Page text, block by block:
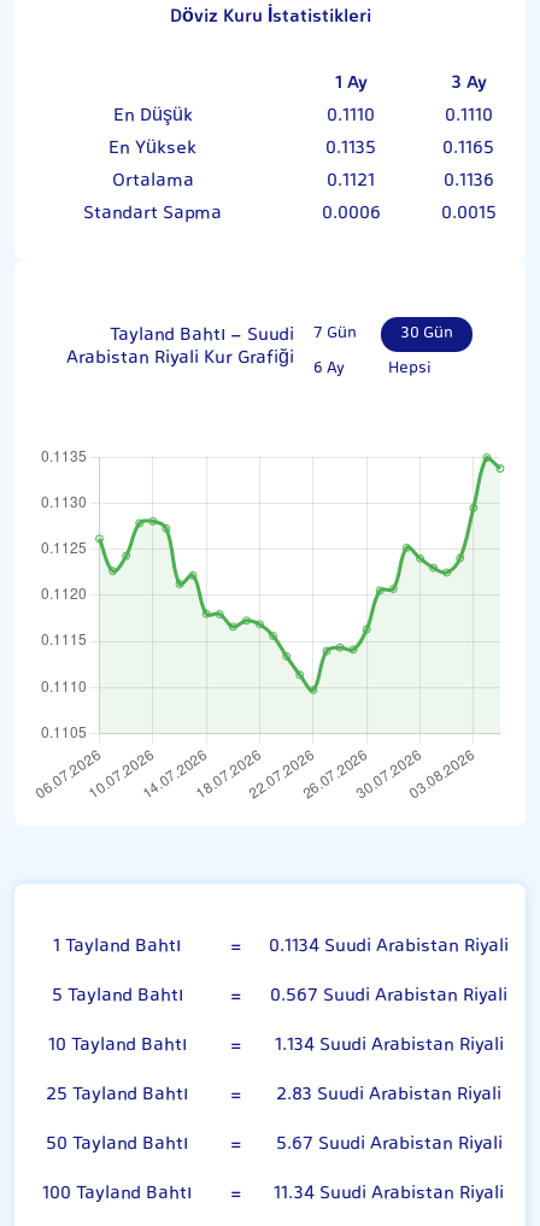
Döviz Kuru İstatistikleri
1 Ay
3 Ay
En Düşük
0.1110
0.1110
En Yüksek
0.1135
0.1165
Ortalama
0.1121
0.1136
Standart Sapma
0.0006 0.0015
Tayland Bahtı - Suudi
Arabistan Riyali Kur Grafiği
7 Gün
30 Gün
6 Ay
Hepsi
1 Tayland Bahtı =
0.1134 Suudi Arabistan Riyali
5 Tayland Bahtı
=
0.567 Suudi Arabistan Riyali
10 Tayland Bahtı
=
1.134 Suudi Arabistan Riyali
25 Tayland Bahtı
=
2.83 Suudi Arabistan Riyali
50 Tayland Bahtı
=
5.67 Suudi Arabistan Riyali
100 Tayland Bahtı
=
11.34 Suudi Arabistan Riyali